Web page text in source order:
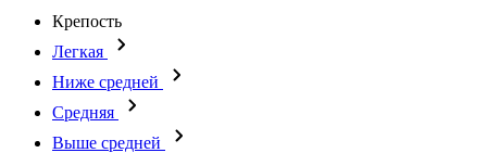
Крепость
Легкая
Ниже средней
Средняя
Выше средней